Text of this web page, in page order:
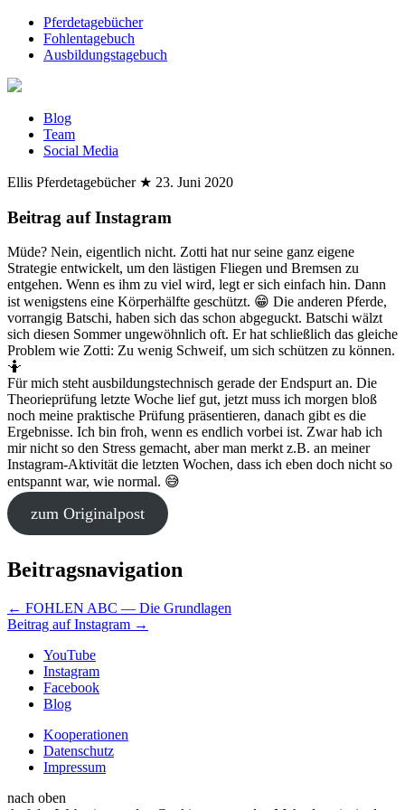
Pferdetagebücher
Fohlentagebuch
Ausbildungstagebuch
Blog
Team
Social Media
Ellis Pferdetagebücher ★ 23. Juni 2020
Beitrag auf Instagram
Müde? Nein, eigentlich nicht. Zotti hat nur seine ganz eigene
Strategie entwickelt, um den lästigen Fliegen und Bremsen zu
entgehen. Wenn es ihm zu viel wird, legt er sich einfach hin. Dann
ist wenigstens eine Körperhälfte geschützt. 😁 Die anderen Pferde,
vorrangig Batschi, haben sich das schon abgeguckt. Batschi wälzt
sich diesen Sommer ungewöhnlich oft. Er hat schließlich das gleiche
Problem wie Zotti: Zu wenig Schweif, um sich schützen zu können.
🤷
Für mich steht ausbildungstechnisch gerade der Endspurt an. Die
Theorieprüfung letzte Woche lief gut, jetzt muss ich morgen bloß
noch meine praktische Prüfung präsentieren, danach gibt es die
Ergebnisse. Ich bin froh, wenn es endlich vorbei ist. Zwar hab ich
mir nicht so den Stress gemacht, aber man merkt z.B. an meiner
Instagram-Aktivität die letzten Wochen, dass ich eben doch nicht so
entspannt war, wie normal. 😅
zum Originalpost
Beitragsnavigation
← FOHLEN ABC — Die Grundlagen
Beitrag auf Instagram →
YouTube
Instagram
Facebook
Blog
Kooperationen
Datenschutz
Impressum
nach oben